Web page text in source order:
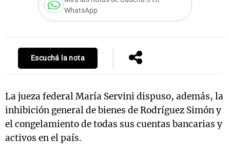
WhatsApp
Escuchá la nota
La jueza federal María Servini dispuso, además, la
inhibición general de bienes de Rodríguez Simón y
el congelamiento de todas sus cuentas bancarias y
activos en el país.